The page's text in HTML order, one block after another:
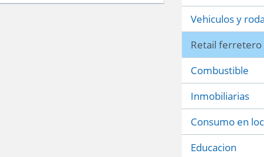
Vehiculos y
Retail ferretero
Combustible
Inmobiliarias
Consumo en
Educacion